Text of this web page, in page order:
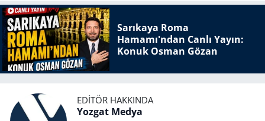
Sarıkaya Roma
Hamamı'ndan Canlı Yayın:
Konuk Osman Gözan
EDITÖR HAKKINDA
Yozgat Medya